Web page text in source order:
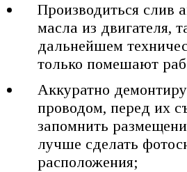
Производиться слив
масла из двигателя,
дальнейшем
только помешают
Аккуратно
проводом, перед их
запомнить
лучше сделать
расположения;